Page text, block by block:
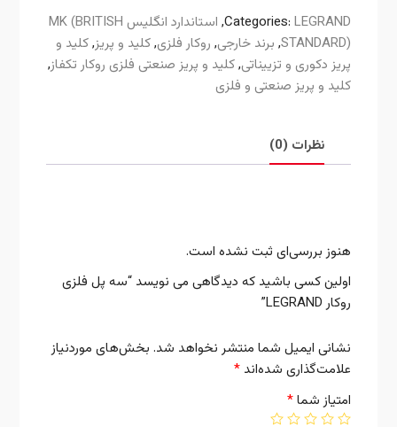
Categories:LEGRAND
,
استاندارد انگلیس MK (BRITISH
STANDARD)
, برند خارجی, روکار فلزی,کلید و پریز,کلید و
پریز دکوری و تزییناتی,کلید و پریز صنعتی فلزی روکار تکفاز,
کلید و پریز صنعتی و فلزی
نظرات (0)
هنوز بررسی‌ای ثبت نشده است.
اولین کسی باشید که دیدگاهی می نویسد “سه پل فلزی
روکار LEGRAND”
نشانی ایمیل شما منتشر نخواهد شد. بخش‌های موردنیاز
علامت‌گذاری شده‌اند *
امتیاز شما*